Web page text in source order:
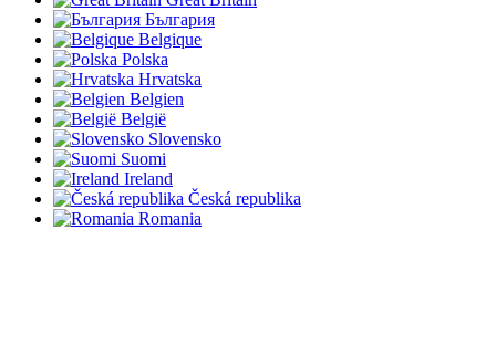
България
Belgique
Polska
Hrvatska
Belgien
België
Slovensko
Suomi
Ireland
Česká republika
Romania